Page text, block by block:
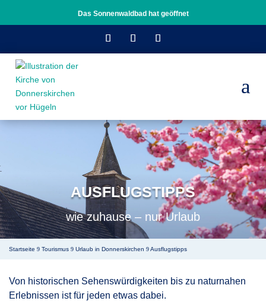
Das Sonnenwaldbad hat geöffnet
a
AUSFLUGSTIPPS
wie zuhause – nur Urlaub
Startseite 9 Tourismus 9 Urlaub in Donnerskirchen 9Ausflugstipps
Von historischen Sehenswürdigkeiten bis zu naturnahen
Erlebnissen ist für jeden etwas dabei.